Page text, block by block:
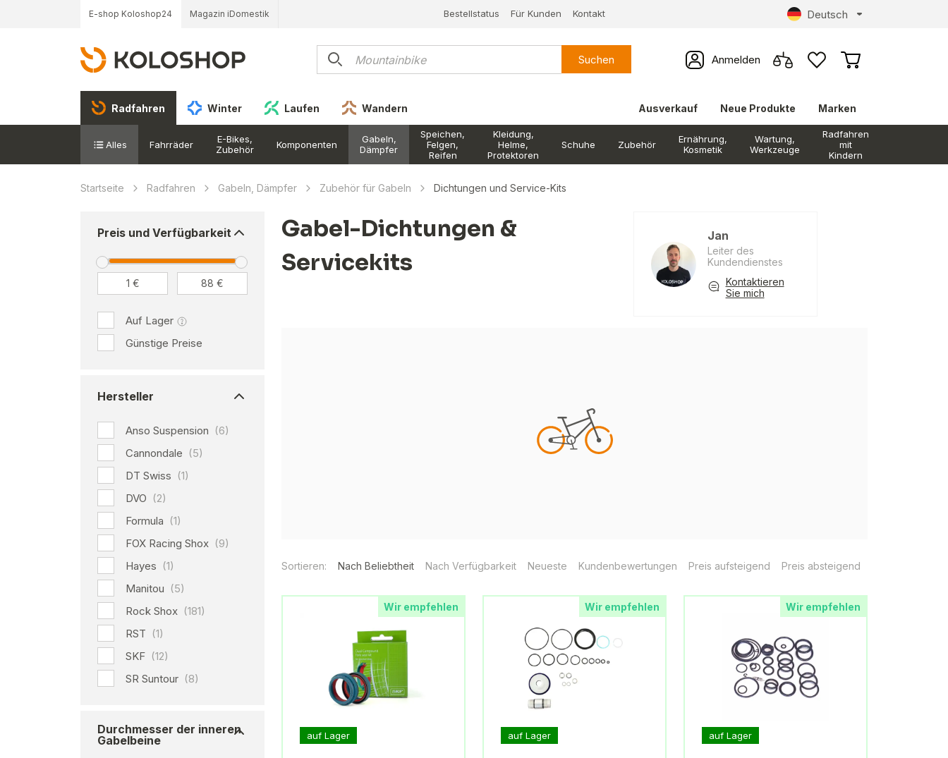
E-shop Koloshop24 Magazin iDomestik Bestellstatus Für Kunden Kontakt Deutsch
Suchen Anmelden
Radfahren Winter Laufen Wandern Ausverkauf Neue Produkte Marken
Alles Fahrräder
E-Bikes,
Zubehör
Komponenten
Gabeln,
Dämpfer
Speichen,
Felgen,
Reifen
Kleidung,
Helme,
Protektoren
Schuhe Zubehör
Ernährung,
Kosmetik
Wartung,
Werkzeuge
Radfahren
mit
Kindern
Startseite Radfahren Gabeln, Dämpfer Zubehör für Gabeln Dichtungen und Service-Kits
Preis und Verfügbarkeit
Auf Lager
Günstige Preise
Hersteller
Anso Suspension (6)
Cannondale (5)
DT Swiss (1)
DVO (2)
Formula (1)
FOX Racing Shox (9)
Hayes (1)
Manitou (5)
Rock Shox (181)
RST (1)
SKF (12)
SR Suntour (8)
Durchmesser der inneren
Gabelbeine
Gabel-Dichtungen &
Servicekits
Jan
Leiter des
Kundendienstes
Kontaktieren
Sie mich
Sortieren: Nach Beliebtheit Nach Verfügbarkeit Neueste Kundenbewertungen Preis aufsteigend Preis absteigend
Wir empfehlen
auf Lager
Wir empfehlen
auf Lager
Wir empfehlen
auf Lager